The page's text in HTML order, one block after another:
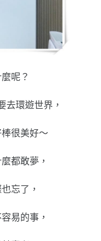
呢？
去環遊世界，
很美好～
都敢夢，
忘了，
易的事，